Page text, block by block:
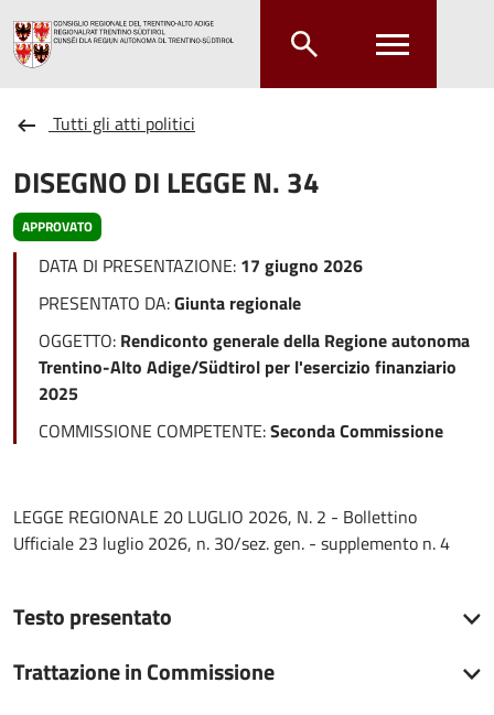
Tutti gli atti politici
DISEGNO DI LEGGE N. 34
APPROVATO
DATA DI PRESENTAZIONE: 17 giugno 2026
PRESENTATO DA:Giunta regionale
OGGETTO: Rendiconto generale della Regione autonoma
Trentino-Alto Adige/Südtirol per l'esercizio finanziario
2025
COMMISSIONE COMPETENTE:Seconda Commissione
LEGGE REGIONALE 20 LUGLIO 2026, N. 2 - Bollettino
Ufficiale 23 luglio 2026, n. 30/sez. gen. - supplemento n. 4
Testo presentato
Trattazione in Commissione